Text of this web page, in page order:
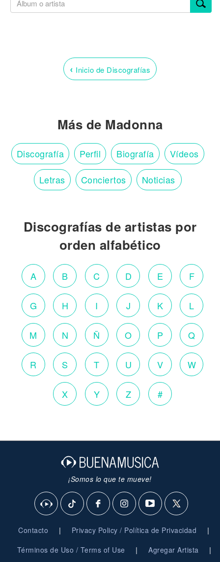
‹ Inicio de Discografías
Más de Madonna
Discografía Perfil Biografía Vídeos
Letras Conciertos Noticias
Discografías de artistas por
orden alfabético
A B C D E F
G H I J K L
M N Ñ O P Q
R S T U V W
X Y Z #
¡Somos lo que te mueve!
Contacto | Privacy Policy / Política de Privacidad |
Términos de Uso / Terms of Use | Agregar Artista |